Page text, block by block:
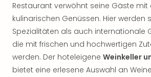
Restaurant verwöhnt seine Gäste mit
kulinarischen Genüssen. Hier werden
Spezialitäten als auch internationale
die mit frischen und hochwertigen
werden. Der hoteleigene Weinkeller
bietet eine erlesene Auswahl an